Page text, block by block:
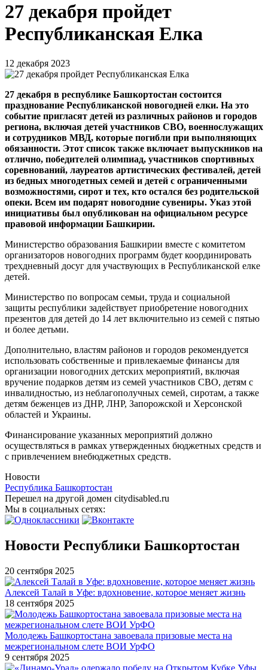
27 декабря пройдет
Республиканская Елка
12 декабря 2023
27 декабря в республике Башкортостан состоится
празднование Республиканской новогодней елки. На это
событие пригласят детей из различных районов и городов
региона, включая детей участников СВО, военнослужащих
и сотрудников МВД, которые погибли при выполняющих
обязанности. Этот список также включает выпускников на
отлично, победителей олимпиад, участников спортивных
соревнований, лауреатов артистических фестивалей, детей
из бедных многодетных семей и детей с ограниченными
возможностями, сирот и тех, кто остался без родительской
опеки. Всем им подарят новогодние сувениры. Указ этой
инициативы был опубликован на официальном ресурсе
правовой информации Башкирии.
Министерство образования Башкирии вместе с комитетом
организаторов новогодних программ будет координировать
трехдневный досуг для участвующих в Республиканской елке
детей.
Министерство по вопросам семьи, труда и социальной
защиты республики задействует приобретение новогодних
презентов для детей до 14 лет включительно из семей с пятью
и более детьми.
Дополнительно, властям районов и городов рекомендуется
использовать собственные и привлекаемые финансы для
организации новогодних детских мероприятий, включая
вручение подарков детям из семей участников СВО, детям с
инвалидностью, из неблагополучных семей, сиротам, а также
детям беженцев из ДНР, ЛНР, Запорожской и Херсонской
областей и Украины.
Финансирование указанных мероприятий должно
осуществляться в рамках утвержденных бюджетных средств и
с привлечением внебюджетных средств.
Новости
Республика Башкортостан
Перешел на другой домен citydisabled.ru
Мы в социальных сетях:
Новости Республики Башкортостан
20 сентября 2025
Алексей Талай в Уфе: вдохновение, которое меняет жизнь
18 сентября 2025
Молодежь Башкортостана завоевала призовые места на
межрегиональном слете ВОИ УрФО
9 сентября 2025